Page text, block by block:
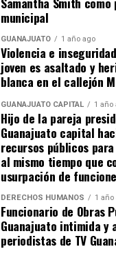
municipal
GUANAJUATO 1 año ago
Violencia e
joven es asaltado y
blanca en el callejón
GUANAJUATO CAPITAL 1 año
Hijo de la pareja
Guanajuato capital
recursos públicos
al mismo tiempo que
usurpación de
DERECHOS HUMANOS 1 año
Funcionario de Obras
Guanajuato intimida y
periodistas de TV